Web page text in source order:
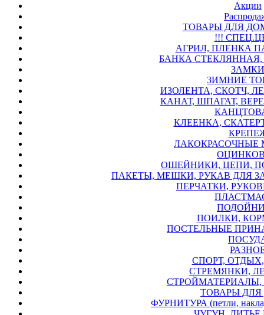
Акции
ТОВАРЫ ДЛЯ
!!!
АГРИЛ, ПЛЕНКА
БАНКА СТЕКЛЯННАЯ,
ЗАМКИ
ЗИМНИЕ
ИЗОЛЕНТА, СКОТЧ,
КАНАТ, ШПАГАТ,
КЛЕЕНКА,
КРЕПЕЖ
ЛАКОКРАСОЧНЫЕ
ОШЕЙНИКИ, ЦЕПИ,
ПАКЕТЫ, МЕШКИ, РУКАВ ДЛЯ
ПЕРЧАТКИ,
ПОИЛКИ,
ПОСТЕЛЬНЫЕ
ПОСУДА
РАЗНОЕ
СПОРТ, ОТДЫХ,
СТРЕМЯНКИ,
СТРОЙМАТЕРИАЛЫ,
ТОВАРЫ ДЛЯ
ФУРНИТУРА (петли,